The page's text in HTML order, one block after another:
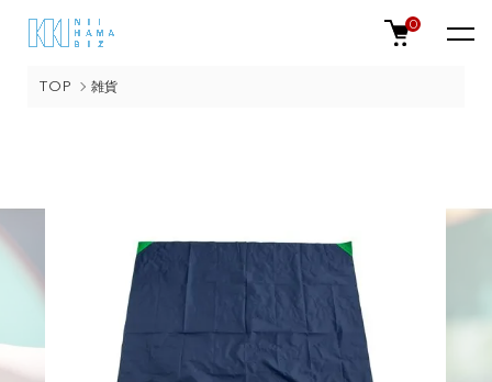
0
TOP 雑貨